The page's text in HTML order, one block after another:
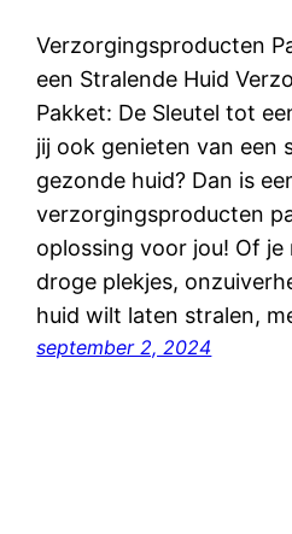
Verzorgingsproducten
een Stralende Huid
Pakket: De Sleutel tot
jij ook genieten van een
gezonde huid? Dan is
verzorgingsproducten
oplossing voor jou! Of je
droge plekjes,
huid wilt laten stralen,
september 2, 2024